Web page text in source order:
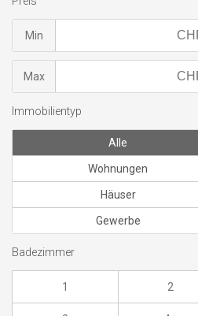
Min
Max
Immobilientyp
Alle
Wohnungen
Häuser
Gewerbe
Badezimmer
1 2